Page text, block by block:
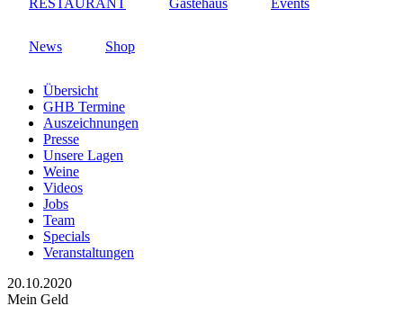
News Shop
Übersicht
GHB Termine
Auszeichnungen
Presse
Unsere Lagen
Weine
Videos
Jobs
Team
Specials
Veranstaltungen
20.10.2020
Mein Geld